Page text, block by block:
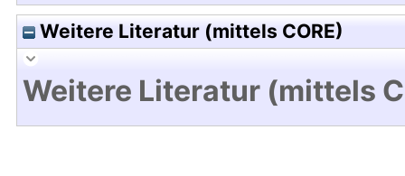
Weitere Literatur (mittels CORE)
Weitere Literatur (mittels